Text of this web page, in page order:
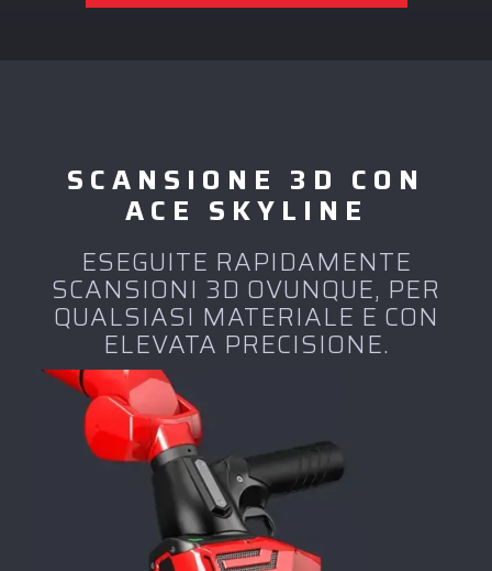
SCANSIONE 3D CON
ACE SKYLINE
ESEGUITE RAPIDAMENTE
SCANSIONI 3D OVUNQUE, PER
QUALSIASI MATERIALE E CON
ELEVATA PRECISIONE.